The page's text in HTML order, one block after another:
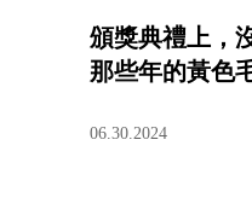
頒獎典禮上，
那些年的黃色
06.30.2024